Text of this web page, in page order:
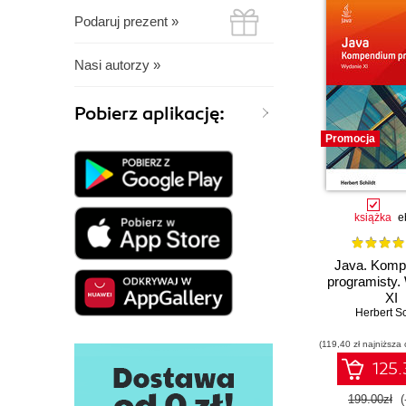
Podaruj prezent »
Nasi autorzy »
Pobierz aplikację:
Promocja
książka
Java.
programisty.
XI
Herbert
(119,40 zł
199.00zł